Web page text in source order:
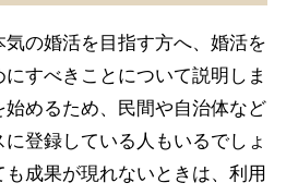
の婚活を目指す方へ、婚活を
すべきことについて説明しま
めるため、民間や自治体など
登録している人もいるでしょ
も成果が現れないときは、利用